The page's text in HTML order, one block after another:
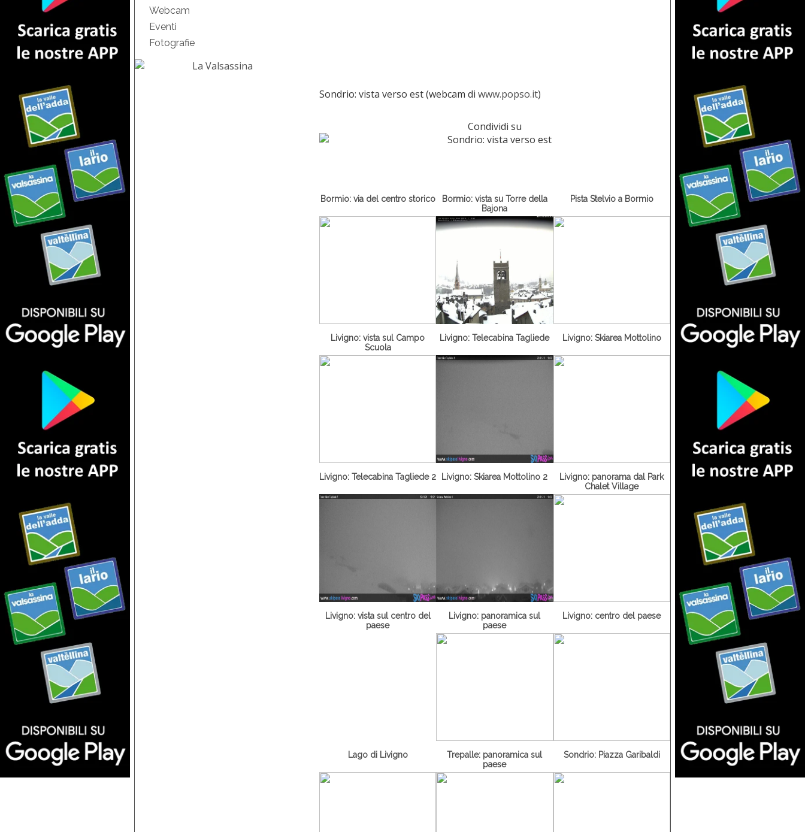
Webcam
Eventi
Fotografie
Sondrio: vista verso est (webcam di www.popso.it)
Condividi su
Bormio: via del centro storico
Bormio: vista su Torre della
Bajona
Pista Stelvio a Bormio
Livigno: vista sul Campo
Scuola
Livigno: Telecabina Tagliede Livigno: Skiarea Mottolino
Livigno: Telecabina Tagliede 2 Livigno: Skiarea Mottolino 2
Livigno: panorama dal Park
Chalet Village
Livigno: vista sul centro del
paese
Livigno: panoramica sul
paese
Livigno: centro del paese
Lago di Livigno
Trepalle: panoramica sul
paese
Sondrio: Piazza Garibaldi